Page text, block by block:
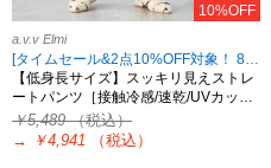
10%OFF
a.v.v Elmi
[タイムセール&2点10%OFF対象！ 8/18 8:59まで]
【低身長サイズ】スッキリ見えストレ
ートパンツ［接触冷感/速乾/UVカッ…
￥5,489（税込）
→
￥4,941 （税込）